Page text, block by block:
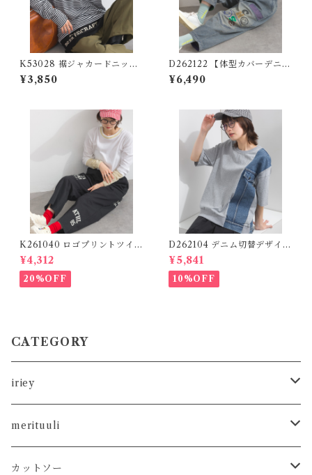
K53028 裾ジャカードニット
切り替え30/-フライス長袖T
シャツ / Hem Jacquard Knit
¥3,850
D262122 【体型カバーデニム
シリーズ】 パッチワークスマ
イルデニム / Patchwork Smi
¥6,490
K261040 ロゴプリントツイル
ワークパンツ / Logo Print T
will Work Pants (残りわず
か)
¥4,312
20%OFF
D262104 デニム切替デザイン
Tシャツ / Denim Panel Desi
gn T-shirt
¥5,841
10%OFF
CATEGORY
iriey
カットソー
タンクトップ
シャツ
merituuli
カットソー
カットソー